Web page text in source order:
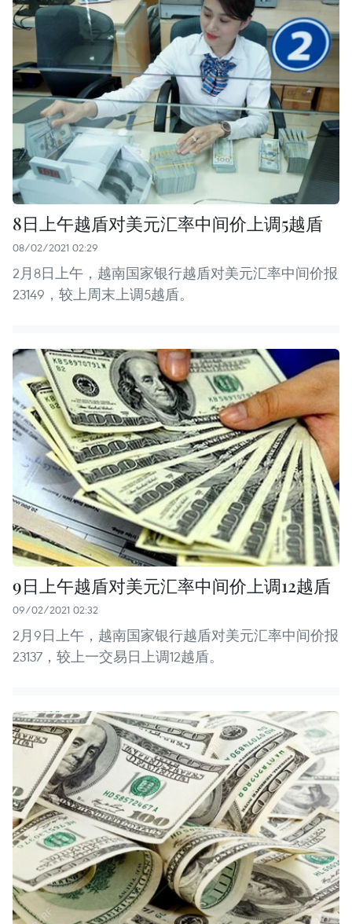
8日上午越盾对美元汇率中间价上调5越盾
08/02/2021 02:29
2月8日上午，越南国家银行越盾对美元汇率中间价报
23149，较上周末上调5越盾。
9日上午越盾对美元汇率中间价上调12越盾
09/02/2021 02:32
2月9日上午，越南国家银行越盾对美元汇率中间价报
23137，较上一交易日上调12越盾。